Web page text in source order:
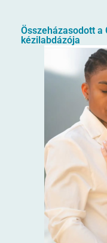
Összeházasodott a
kézilabdázója